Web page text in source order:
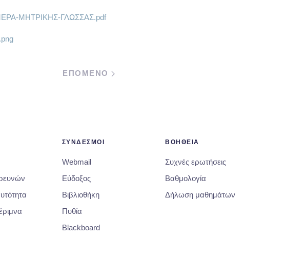
ΜΗΤΡΙΚΗΣ-ΓΛΩΣΣΑΣ.pdf
ΕΠΟΜΕΝΟ
ΣΥΝΔΕΣΜΟΙ
Webmail
Εύδοξος
Βιβλιοθήκη
Πυθία
Blackboard
ΒΟΗΘΕΙΑ
Συχνές ερωτήσεις
Βαθμολογία
Δήλωση μαθημάτων